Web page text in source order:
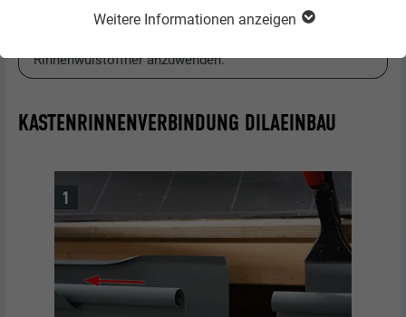
Weitere Informationen anzeigen
Für die Verbindung der Kastenrinne mit einem
Rinnenwulstöffner anzuwenden.
KASTENRINNENVERBINDUNG DILAEINBAU